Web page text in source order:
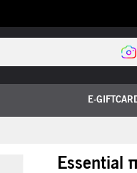
E-
Essential